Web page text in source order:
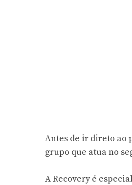
Antes de ir direto ao
grupo que atua no
A Recovery é